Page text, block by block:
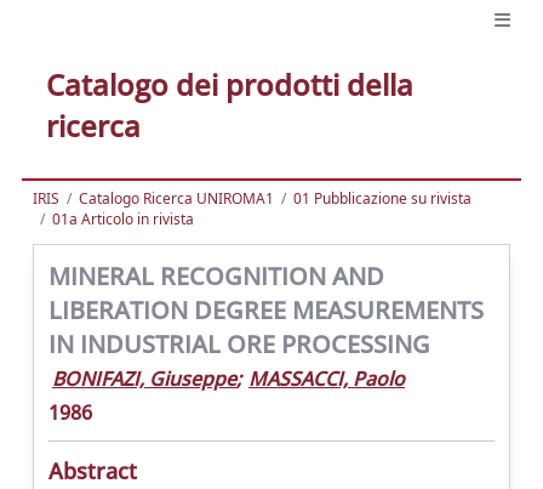
Catalogo dei prodotti della
ricerca
IRIS Catalogo Ricerca UNIROMA1
01 Pubblicazione su rivista
01a Articolo in rivista
MINERAL RECOGNITION AND
LIBERATION DEGREE MEASUREMENTS
IN INDUSTRIAL ORE PROCESSING
BONIFAZI, Giuseppe; MASSACCI, Paolo
1986
Abstract